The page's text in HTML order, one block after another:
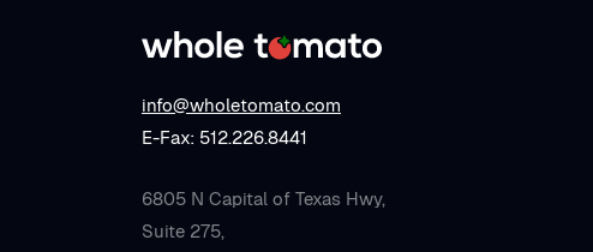
info@wholetomato.com
E-Fax: 512.226.8441
6805 N Capital of Texas Hwy,
Suite 275,